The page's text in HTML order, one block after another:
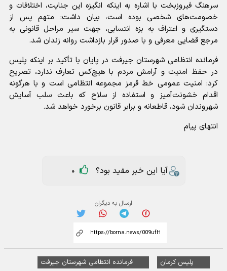
سرهنگ فیروزبخت با اشاره به اینکه انگیزه این جنایت، اختلافات و
خصومت‌های شخصی بوده است، بیان داشت: متهم پس از
دستگیری و اعتراف به بزه انتسابی، جهت سیر مراحل قانونی به
مرجع قضایی معرفی و با صدور قرار بازداشت روانه زندان شد.
فرمانده انتظامی شهرستان جیرفت در پایان با تأکید بر اینکه پلیس
در حفظ امنیت و آرامش مردم با هیچ‌کس تعارف ندارد، تصریح
کرد: امنیت عمومی خط قرمز مجموعه انتظامی است و با هرگونه
اقدام خشونت‌آمیز و استفاده از سلاح که باعث سلب آسایش
شهروندان شود، قاطعانه و برابر قانون برخورد خواهد شد.
انتهای پیام
آیا این خبر مفید بود؟ 0
ارسال به دیگران
پلیس کرمان فرمانده انتظامی شهرستان جیرفت